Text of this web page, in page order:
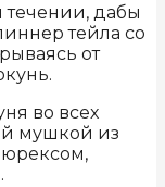
течении, дабы
тейла со
от
во всех
мушкой из